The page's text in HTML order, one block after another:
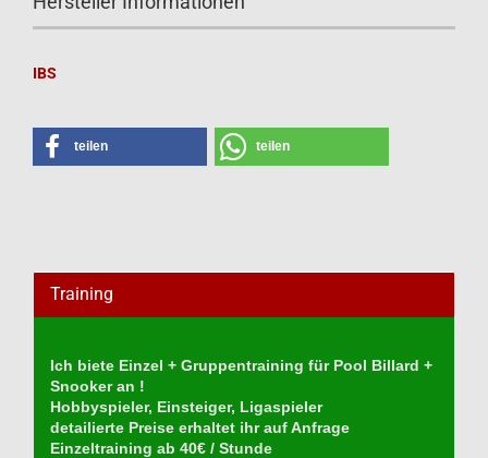
IBS
teilen teilen
Training
Ich biete Einzel + Gruppentraining für Pool Billard +
Snooker an !
Hobbyspieler, Einsteiger, Ligaspieler
detailierte Preise erhaltet ihr auf Anfrage
Einzeltraining ab 40€ / Stunde